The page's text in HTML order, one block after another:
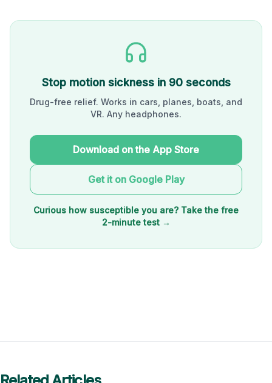
Stop motion sickness in 90 seconds
Drug-free relief. Works in cars, planes, boats, and
VR. Any headphones.
Download on the App Store
Get it on Google Play
Curious how susceptible you are? Take the free
2-minute test →